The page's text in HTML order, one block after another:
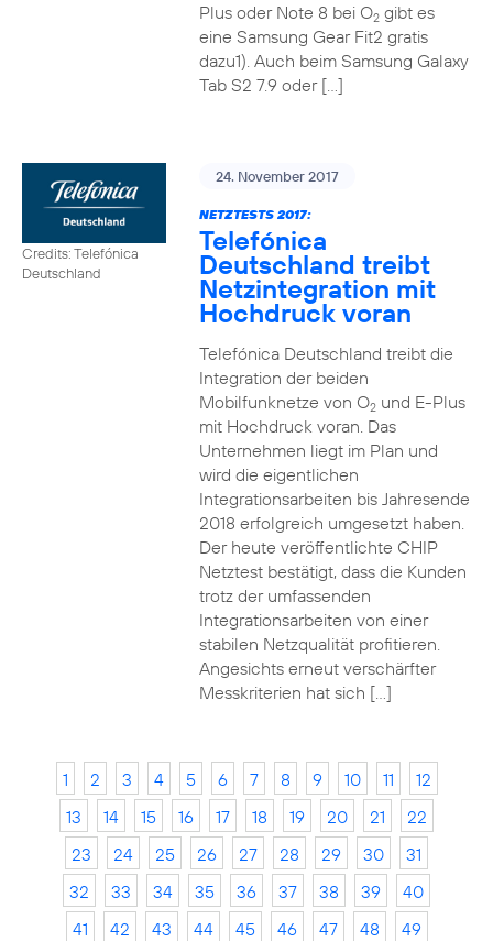
Plus oder Note 8 bei O2gibt es
eine Samsung Gear Fit2 gratis
dazu1). Auch beim Samsung Galaxy
Tab S2 7.9 oder […]
Credits: Telefónica
Deutschland
24. November 2017
NETZTESTS 2017:
Telefónica
Deutschland treibt
Netzintegration mit
Hochdruck voran
Telefónica Deutschland treibt die
Integration der beiden
Mobilfunknetze von O2und E-Plus
mit Hochdruck voran. Das
Unternehmen liegt im Plan und
wird die eigentlichen
Integrationsarbeiten bis Jahresende
2018 erfolgreich umgesetzt haben.
Der heute veröffentlichte CHIP
Netztest bestätigt, dass die Kunden
trotz der umfassenden
Integrationsarbeiten von einer
stabilen Netzqualität profitieren.
Angesichts erneut verschärfter
Messkriterien hat sich […]
1 2 3 4 5 6 7 8 9 10 11
12
13
14 15 16 17 18 19 20 21
22
23
24 25 26 27 28 29 30
31
32
33 34 35 36 37 38 39
40
41
42 43 44 45 46 47 48
49